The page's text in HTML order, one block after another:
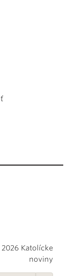
Katolícke
noviny